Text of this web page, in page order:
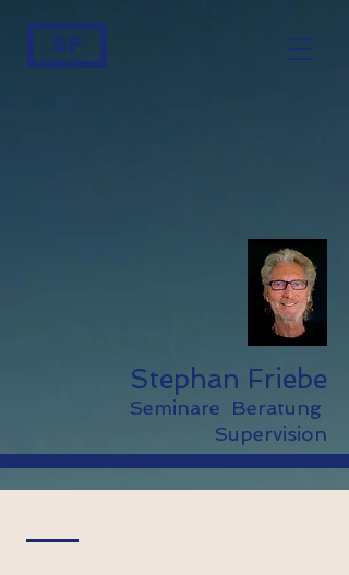
SF
Stephan Friebe
Seminare Beratung
Supervision